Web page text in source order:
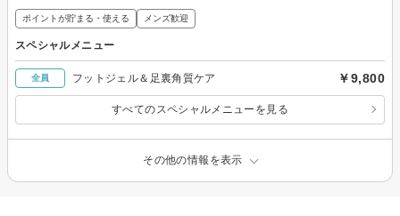
ポイントが貯まる・使える メンズ歓迎
スペシャルメニュー
全員 フットジェル＆足裏角質ケア ￥9,800
すべてのスペシャルメニューを見る
その他の情報を表示